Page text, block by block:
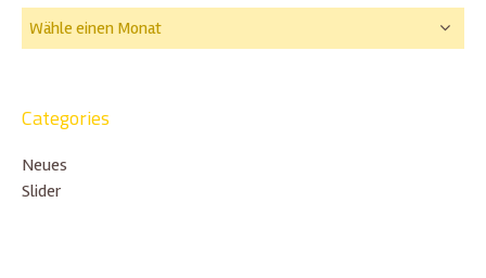
Categories
Neues
Slider